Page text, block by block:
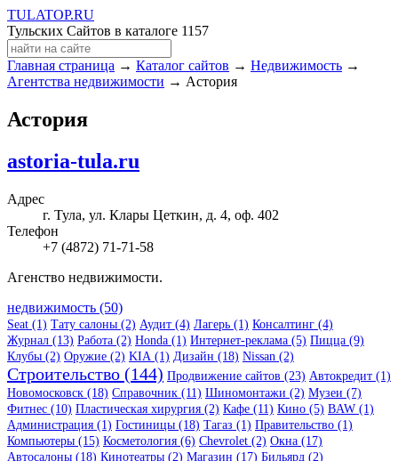
TULATOP.RU
Тульских Сайтов в каталоге 1157
Главная страница → Каталог сайтов → Недвижимость →
Агентства недвижимости → Астория
Астория
astoria-tula.ru
Адрес
г. Тула, ул. Клары Цеткин, д. 4, оф. 402
Телефон
+7 (4872) 71-71-58
Агенство недвижимости.
недвижимость (50)
Seat (1) Тату салоны (2) Аудит (4) Лагерь (1) Консалтинг (4)
Журнал (13) Работа (2) Honda (1) Интернет-реклама (5) Пицца (9)
Клубы (2) Оружие (2) KIA (1) Дизайн (18) Nissan (2)
Строительство (144) Продвижение сайтов (23) Автокредит (1)
Новомосковск (18) Справочник (11) Шиномонтажи (2) Музеи (7)
Фитнес (10) Пластическая хирургия (2) Кафе (11) Кино (5) BAW (1)
Администрация (1) Гостиницы (18) Тагаз (1) Правительство (1)
Компьютеры (15) Косметология (6) Chevrolet (2) Окна (17)
Автосалоны (18) Кинотеатры (2) Магазин (17) Бильярд (2)